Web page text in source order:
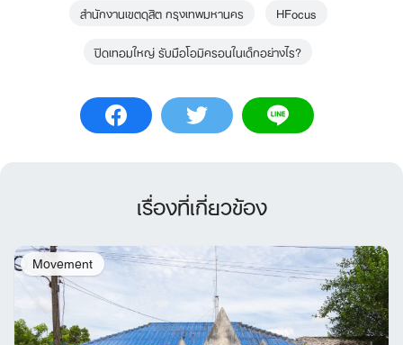
สํานักงานเขตดุสิต กรุงเทพมหานคร
HFocus
ปิดเทอมใหญ่ รับมือโอมิครอนในเด็กอย่างไร?
เรื่องที่เกี่ยวข้อง
Movement